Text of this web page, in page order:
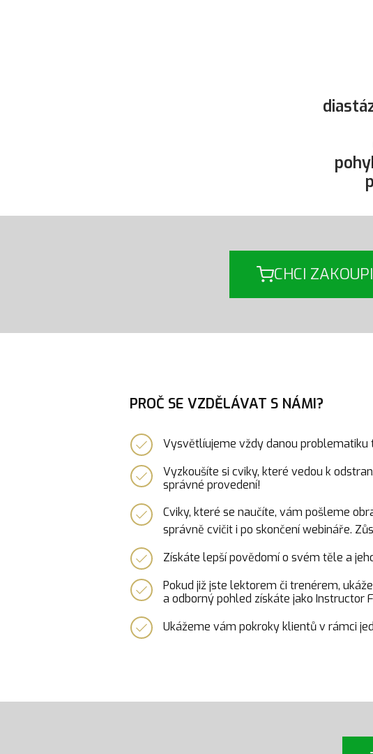
CHCI
PROČ SE VZDĚLÁVAT S NÁMI?
Vysvětlíujeme vždy danou problematiku
Vyzkoušíte si cviky, které vedou k
správné provedení!
Cviky, které se naučíte, vám pošleme
správně cvičit i po skončení webináře.
Získáte lepší povědomí o svém těle a
Pokud již jste lektorem či trenérem,
a odborný pohled získáte jako Instructor
Ukážeme vám pokroky klientů v rámci